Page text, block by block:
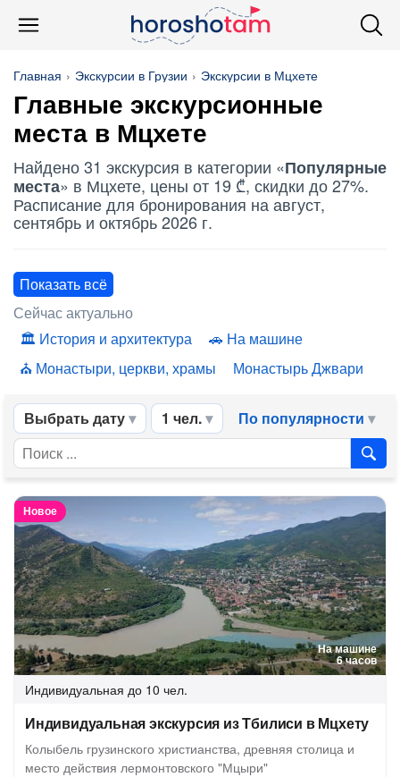
Главная Экскурсии в Грузии Экскурсии в Мцхете
Главные экскурсионные
места в Мцхете
Найдено 31 экскурсия в категории «Популярные
места» в Мцхете, цены от 19 ₾, скидки до 27%.
Расписание для бронирования на август,
сентябрь и октябрь 2026 г.
Показать всё
Сейчас актуально
История и архитектура
На машине
Монастыри, церкви, храмы
Монастырь Джвари
Выбрать дату 1 чел. По популярности
Новое
На машине
6 часов
Индивидуальная до 10 чел.
Индивидуальная экскурсия из Тбилиси в Мцхету
Колыбель грузинского христианства, древняя столица и
место действия лермонтовского "Мцыри"